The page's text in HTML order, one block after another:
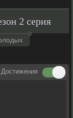
2 серия
Достижения